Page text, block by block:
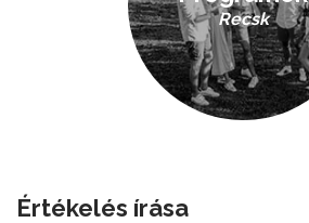
Recsk
Értékelés írása